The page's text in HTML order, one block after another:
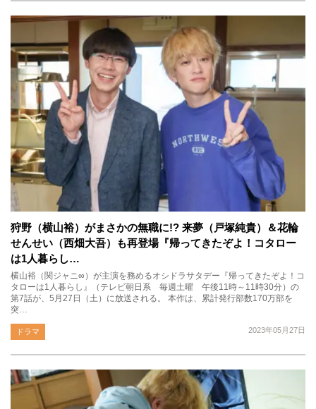
狩野（横山裕）がまさかの無職に!? 来夢（戸塚純貴）＆花輪
せんせい（西畑大吾）も再登場『帰ってきたぞよ！コタロー
は1人暮らし…
横山裕（関ジャニ∞）が主演を務めるオシドラサタデー『帰ってきたぞよ！コ
タローは1人暮らし』（テレビ朝日系 毎週土曜 午後11時～11時30分）の
第7話が、5月27日（土）に放送される。 本作は、累計発行部数170万部を
突…
2023年05月27日
ドラマ